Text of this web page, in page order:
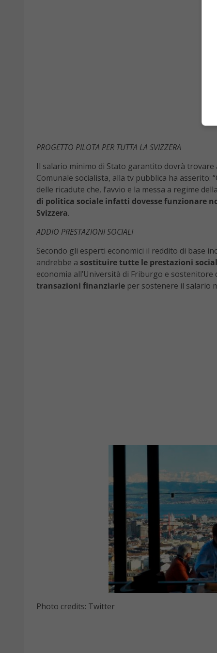
PROGETTO PILOTA PER TUTTA LA SVIZZERA
Il salario minimo di Stato garantito dovrà
Comunale socialista, alla tv pubblica ha asserito:
delle ricadute che, l’avvio e la messa a regime
di politica sociale infatti dovesse funzionare
Svizzera.
ADDIO PRESTAZIONI SOCIALI
Secondo gli esperti economici il reddito di base
andrebbe a sostituire tutte le prestazioni
economia all’Università di Friburgo e
transazioni finanziarie per sostenere il salario
Photo credits: Twitter